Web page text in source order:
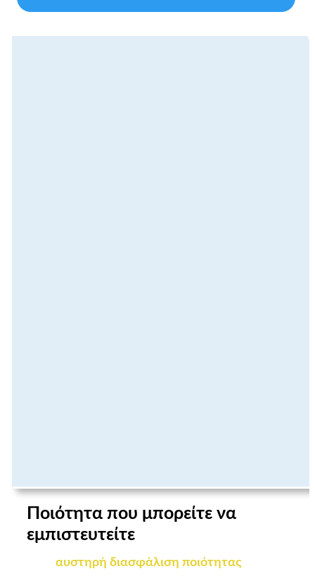
Ποιότητα που μπορείτε να
εμπιστευτείτε
αυστηρή διασφάλιση ποιότητας